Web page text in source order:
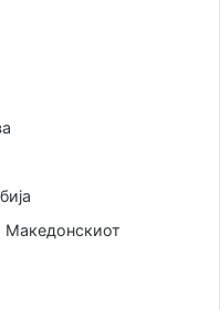
Македонскиот